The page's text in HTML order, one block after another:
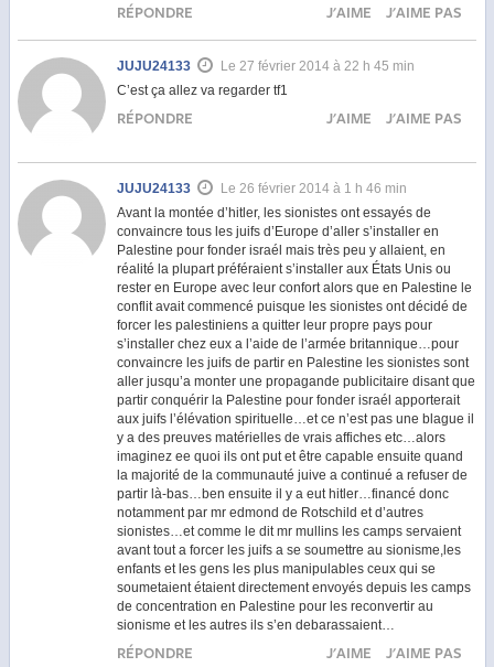
J'AIME J'AIME PAS
RÉPONDRE
JUJU24133
Le 27 février 2014 à 22 h 45 min
C’est ça allez va regarder tf1
J'AIME J'AIME PAS
RÉPONDRE
JUJU24133
Le 26 février 2014 à 1 h 46 min
Avant la montée d’hitler, les sionistes ont essayés de
convaincre tous les juifs d’Europe d’aller s’installer en
Palestine pour fonder israél mais très peu y allaient, en
réalité la plupart préféraient s’installer aux États Unis ou
rester en Europe avec leur confort alors que en Palestine le
conflit avait commencé puisque les sionistes ont décidé de
forcer les palestiniens a quitter leur propre pays pour
s’installer chez eux a l’aide de l’armée britannique…pour
convaincre les juifs de partir en Palestine les sionistes sont
aller jusqu’a monter une propagande publicitaire disant que
partir conquérir la Palestine pour fonder israél apporterait
aux juifs l’élévation spirituelle…et ce n’est pas une blague il
y a des preuves matérielles de vrais affiches etc…alors
imaginez ee quoi ils ont put et être capable ensuite quand
la majorité de la communauté juive a continué a refuser de
partir là-bas…ben ensuite il y a eut hitler…financé donc
notamment par mr edmond de Rotschild et d’autres
sionistes…et comme le dit mr mullins les camps servaient
avant tout a forcer les juifs a se soumettre au sionisme,les
enfants et les gens les plus manipulables ceux qui se
soumetaient étaient directement envoyés depuis les camps
de concentration en Palestine pour les reconvertir au
sionisme et les autres ils s’en debarassaient…
J'AIME J'AIME PAS
RÉPONDRE